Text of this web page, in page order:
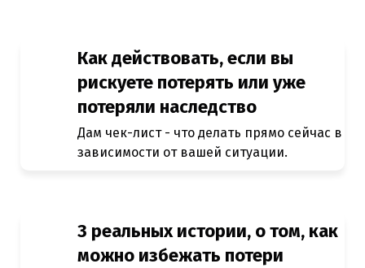
Как действовать, если вы
рискуете потерять или уже
потеряли наследство
Дам чек-лист - что делать прямо сейчас в
зависимости от вашей ситуации.
3 реальных истории, о том, как
можно избежать потери